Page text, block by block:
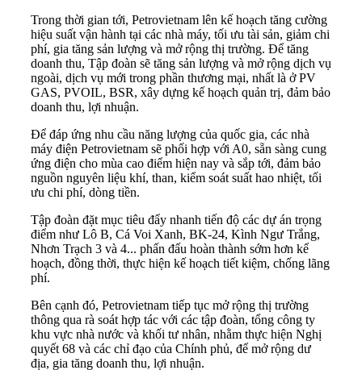
Trong thời gian tới, Petrovietnam lên kế hoạch tăng cường
hiệu suất vận hành tại các nhà máy, tối ưu tài sản, giảm chi
phí, gia tăng sản lượng và mở rộng thị trường. Để tăng
doanh thu, Tập đoàn sẽ tăng sản lượng và mở rộng dịch vụ
ngoài, dịch vụ mới trong phần thương mại, nhất là ở PV
GAS, PVOIL, BSR, xây dựng kế hoạch quản trị, đảm bảo
doanh thu, lợi nhuận.
Để đáp ứng nhu cầu năng lượng của quốc gia, các nhà
máy điện Petrovietnam sẽ phối hợp với A0, sẵn sàng cung
ứng điện cho mùa cao điểm hiện nay và sắp tới, đảm bảo
nguồn nguyên liệu khí, than, kiểm soát suất hao nhiệt, tối
ưu chi phí, dòng tiền.
Tập đoàn đặt mục tiêu đẩy nhanh tiến độ các dự án trọng
điểm như Lô B, Cá Voi Xanh, BK-24, Kình Ngư Trắng,
Nhơn Trạch 3 và 4... phấn đấu hoàn thành sớm hơn kế
hoạch, đồng thời, thực hiện kế hoạch tiết kiệm, chống lãng
phí.
Bên cạnh đó, Petrovietnam tiếp tục mở rộng thị trường
thông qua rà soát hợp tác với các tập đoàn, tổng công ty
khu vực nhà nước và khối tư nhân, nhằm thực hiện Nghị
quyết 68 và các chỉ đạo của Chính phủ, để mở rộng dư
địa, gia tăng doanh thu, lợi nhuận.